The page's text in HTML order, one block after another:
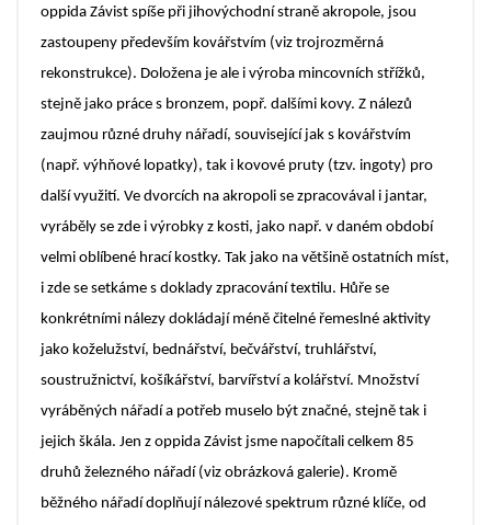
oppida Závist spíše při jihovýchodní straně akropole, jsou
zastoupeny především kovářstvím (viz trojrozměrná
rekonstrukce). Doložena je ale i výroba mincovních střížků,
stejně jako práce s bronzem, popř. dalšími kovy. Z nálezů
zaujmou různé druhy nářadí, související jak s kovářstvím
(např. výhňové lopatky), tak i kovové pruty (tzv. ingoty) pro
další využití. Ve dvorcích na akropoli se zpracovával i jantar,
vyráběly se zde i výrobky z kosti, jako např. v daném období
velmi oblíbené hrací kostky. Tak jako na většině ostatních míst,
i zde se setkáme s doklady zpracování textilu. Hůře se
konkrétními nálezy dokládají méně čitelné řemeslné aktivity
jako koželužství, bednářství, bečvářství, truhlářství,
soustružnictví, košíkářství, barvířství a kolářství. Množství
vyráběných nářadí a potřeb muselo být značné, stejně tak i
jejich škála. Jen z oppida Závist jsme napočítali celkem 85
druhů železného nářadí (viz obrázková galerie). Kromě
běžného nářadí doplňují nálezové spektrum různé klíče, od